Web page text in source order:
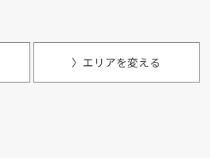
〉エリアを変える